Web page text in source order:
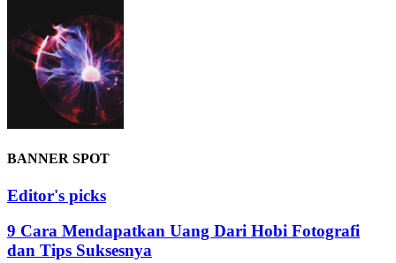
BANNER SPOT
Editor's picks
9 Cara Mendapatkan Uang Dari Hobi Fotografi
dan Tips Suksesnya